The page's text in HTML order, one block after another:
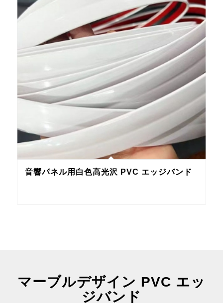
音響パネル用白色高光沢 PVC エッジバンド
マーブルデザイン PVC エッ
ジバンド